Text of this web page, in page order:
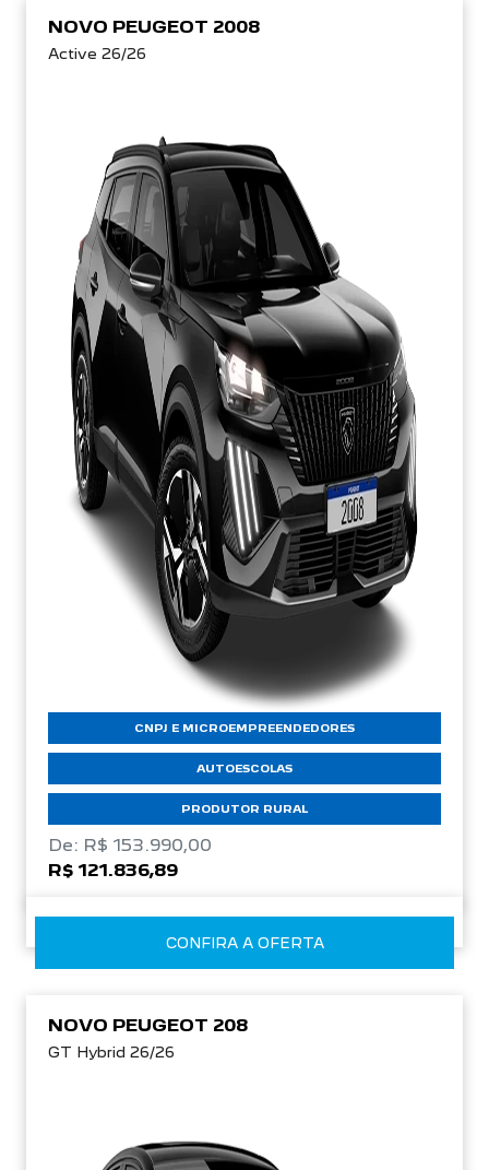
NOVO PEUGEOT 2008
Active 26/26
CNPJ E MICROEMPREENDEDORES
AUTOESCOLAS
PRODUTOR RURAL
De: R$ 153.990,00
R$ 121.836,89
CONFIRA A OFERTA
NOVO PEUGEOT 208
GT Hybrid 26/26